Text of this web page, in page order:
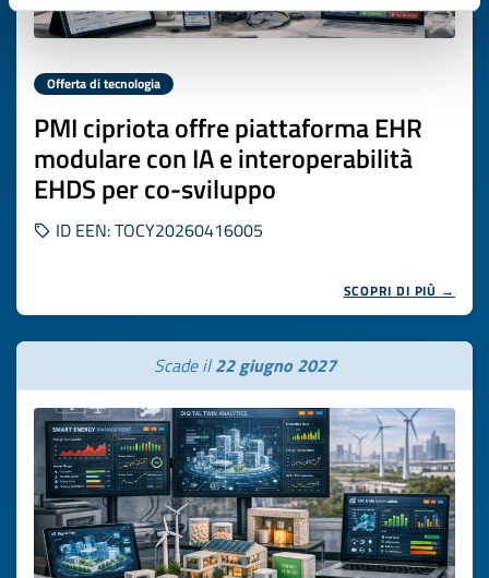
Offerta di tecnologia
PMI cipriota offre piattaforma EHR
modulare con IA e interoperabilità
EHDS per co-sviluppo
ID EEN: TOCY20260416005
SCOPRI DI PIÙ →
Scade il22 giugno 2027